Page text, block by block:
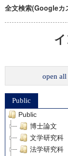
全文検索(Googleカ
open all
Public
Public
博士論文
文学研究科
法学研究科